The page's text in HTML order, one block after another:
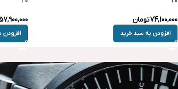
74,100,000تومان
افزودن به سبد خرید افزودن